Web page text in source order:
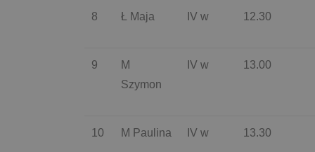
8 Ł Maja IV w 12.30
9
M
Szymon
IV w 13.00
10 M Paulina IV w 13.30